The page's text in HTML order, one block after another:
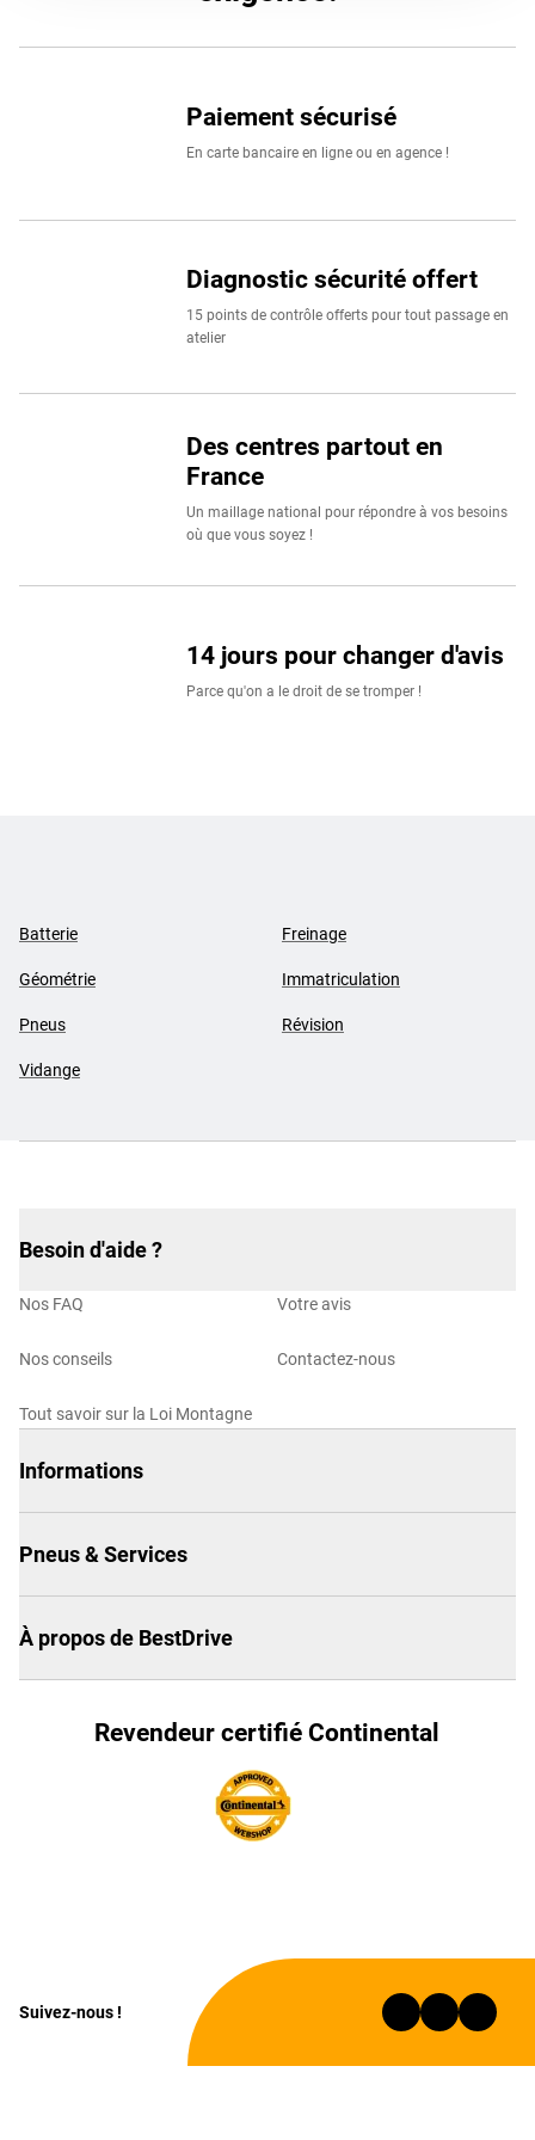
à nos clients particuliers que professionnels.
Paiement sécurisé
En carte bancaire en ligne ou en agence !
Diagnostic sécurité offert
15 points de contrôle offerts pour tout passage en
atelier
Des centres partout en
France
Un maillage national pour répondre à vos besoins
où que vous soyez !
14 jours pour changer d'avis
Parce qu'on a le droit de se tromper !
Batterie Freinage
Géométrie Immatriculation
Pneus Révision
Vidange
Besoin d'aide ?
Nos FAQ
Nos conseils
Tout savoir sur la Loi Montagne
Votre avis
Contactez-nous
Informations
Pneus & Services
À propos de BestDrive
Revendeur certifié Continental
Suivez-nous !